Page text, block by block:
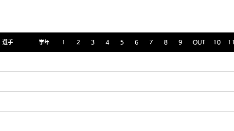
選手 学年 1 2 3 4 5 6 7 8 9 OUT 10 11